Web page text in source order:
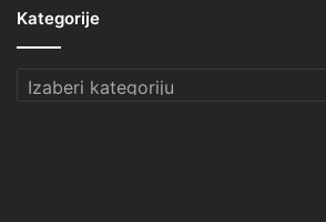
Kategorije
Kategorije